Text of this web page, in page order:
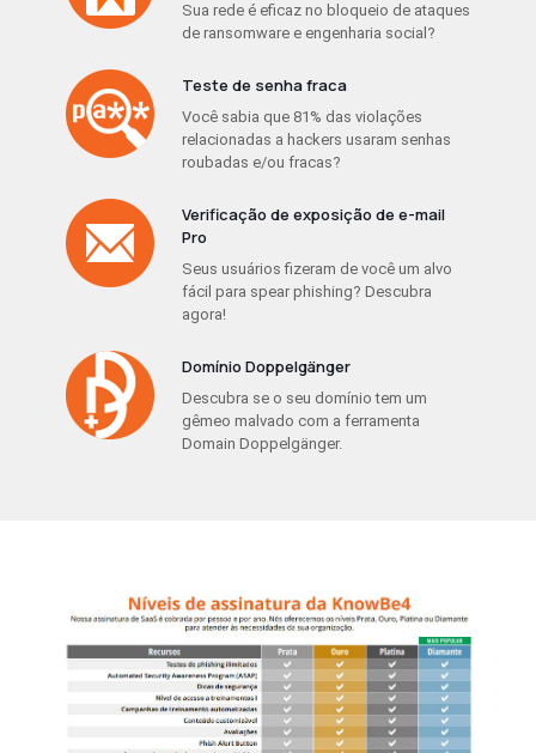
Sua rede é eficaz no bloqueio de ataques
de ransomware e engenharia social?
Teste de senha fraca
Você sabia que 81% das violações
relacionadas a hackers usaram senhas
roubadas e/ou fracas?
Verificação de exposição de e-mail
Pro
Seus usuários fizeram de você um alvo
fácil para spear phishing? Descubra
agora!
Domínio Doppelgänger
Descubra se o seu domínio tem um
gêmeo malvado com a ferramenta
Domain Doppelgänger.